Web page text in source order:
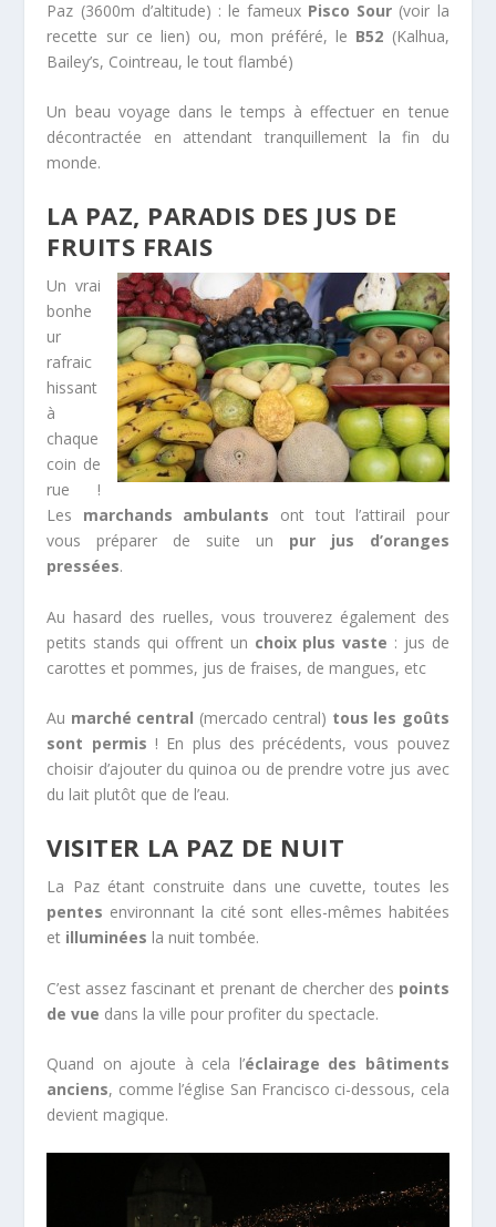
Paz (3600m d’altitude) : le fameux Pisco Sour (voir la
recette sur ce lien) ou, mon préféré, le B52 (Kalhua,
Bailey’s, Cointreau, le tout flambé)
Un beau voyage dans le temps à effectuer en tenue
décontractée en attendant tranquillement la fin du
monde.
LA PAZ, PARADIS DES JUS DE
FRUITS FRAIS
Un vrai
bonhe
ur
rafraic
hissant
à
chaque
coin de
rue !
Les marchands ambulants ont tout l’attirail pour
vous préparer de suite un pur jus d’oranges
pressées.
Au hasard des ruelles, vous trouverez également des
petits stands qui offrent un choix plus vaste : jus de
carottes et pommes, jus de fraises, de mangues, etc
Au marché central (mercado central) tous les goûts
sont permis ! En plus des précédents, vous pouvez
choisir d’ajouter du quinoa ou de prendre votre jus avec
du lait plutôt que de l’eau.
VISITER LA PAZ DE NUIT
La Paz étant construite dans une cuvette, toutes les
pentes environnant la cité sont elles-mêmes habitées
et illuminées la nuit tombée.
C’est assez fascinant et prenant de chercher des points
de vue dans la ville pour profiter du spectacle.
Quand on ajoute à cela l’éclairage des bâtiments
anciens, comme l’église San Francisco ci-dessous, cela
devient magique.